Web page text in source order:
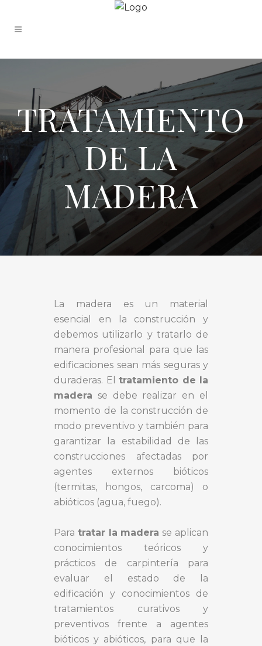
TRATAMIENTO
DE LA
MADERA
La madera es un material
esencial en la construcción y
debemos utilizarlo y tratarlo de
manera profesional para que las
edificaciones sean más seguras y
duraderas. El tratamiento de la
madera se debe realizar en el
momento de la construcción de
modo preventivo y también para
garantizar la estabilidad de las
construcciones afectadas por
agentes externos bióticos
(termitas, hongos, carcoma) o
abióticos (agua, fuego).
Para tratar la madera se aplican
conocimientos teóricos y
prácticos de carpintería para
evaluar el estado de la
edificación y conocimientos de
tratamientos curativos y
preventivos frente a agentes
bióticos y abióticos, para que la